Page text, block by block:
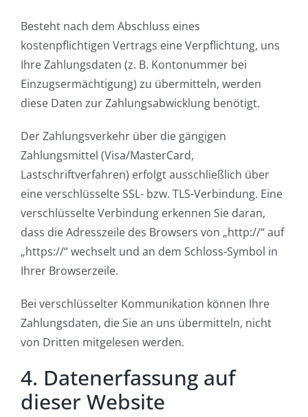
Besteht nach dem Abschluss eines
kostenpflichtigen Vertrags eine Verpflichtung, uns
Ihre Zahlungsdaten (z. B. Kontonummer bei
Einzugsermächtigung) zu übermitteln, werden
diese Daten zur Zahlungsabwicklung benötigt.
Der Zahlungsverkehr über die gängigen
Zahlungsmittel (Visa/MasterCard,
Lastschriftverfahren) erfolgt ausschließlich über
eine verschlüsselte SSL- bzw. TLS-Verbindung. Eine
verschlüsselte Verbindung erkennen Sie daran,
dass die Adresszeile des Browsers von „http://“ auf
„https://“ wechselt und an dem Schloss-Symbol in
Ihrer Browserzeile.
Bei verschlüsselter Kommunikation können Ihre
Zahlungsdaten, die Sie an uns übermitteln, nicht
von Dritten mitgelesen werden.
4. Datenerfassung auf
dieser Website